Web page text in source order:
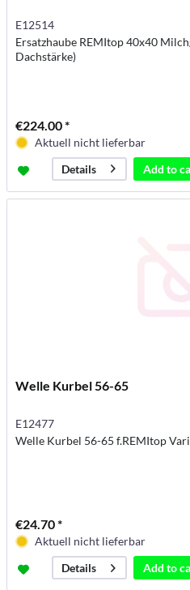
E12514
Ersatzhaube REMItop 40x40
Dachstärke)
€224.00 *
Aktuell nicht lieferbar
Details
Add to
Welle Kurbel 56-65
E12477
Welle Kurbel 56-65 f.REMItop
€24.70 *
Aktuell nicht lieferbar
Details
Add to